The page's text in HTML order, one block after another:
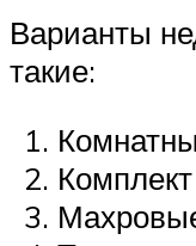
Варианты
такие: